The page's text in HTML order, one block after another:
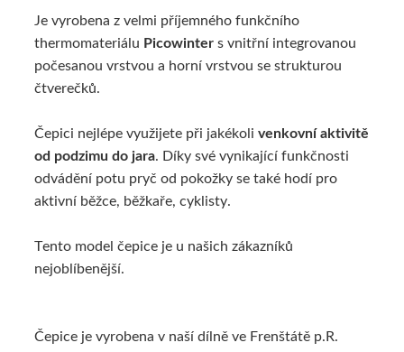
Je vyrobena z velmi příjemného funkčního
thermomateriálu Picowinters vnitřní integrovanou
počesanou vrstvou a horní vrstvou se strukturou
čtverečků.
Čepici nejlépe využijete při jakékolivenkovní aktivitě
od podzimu do jara . Díky své vynikající funkčnosti
odvádění potu pryč od pokožky se také hodí pro
aktivní běžce, běžkaře, cyklisty.
Tento model čepice je u našich zákazníků
nejoblíbenější.
Čepice je vyrobena v naší dílně ve Frenštátě p.R.